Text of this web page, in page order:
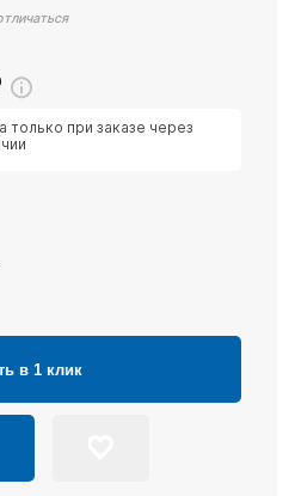
только при заказе через
в 1 клик